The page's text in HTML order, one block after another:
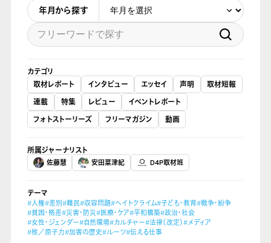
年月から探す
カテゴリ
取材レポート
インタビュー エッセイ 声明
取材短報
連載
特集 レビュー
イベントレポート
フォトストーリーズ
フリーマガジン 動画
所属ジャーナリスト
佐藤慧 安田菜津紀 D4P取材班
テーマ
#人権#差別#難民#収容問題#ヘイトクライム#子ども・教育#戦争・紛争
#貧困・格差#災害・防災#医療・ケア#平和構築#政治・社会
#女性・ジェンダー#自然環境#カルチャー#法律（改定）#メディア
#核／原子力#加害の歴史#ルーツ#伝える仕事